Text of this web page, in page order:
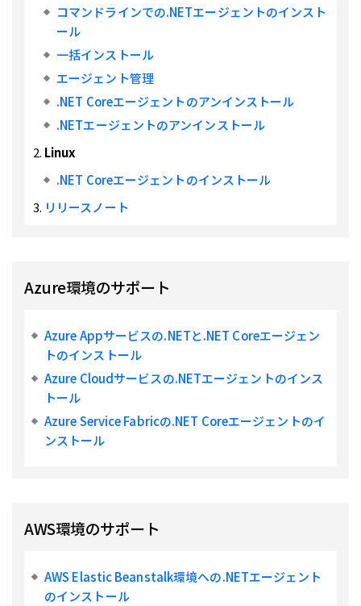
コマンドラインでの.NETエージェントのインスト
ール
一括インストール
エージェント管理
.NET Coreエージェントのアンインストール
.NETエージェントのアンインストール
Linux
.NET Coreエージェントのインストール
リリースノート
Azure環境のサポート
Azure Appサービスの.NETと.NET Coreエージェン
トのインストール
Azure Cloudサービスの.NETエージェントのインス
トール
Azure Service Fabricの.NET Coreエージェントのイ
ンストール
AWS環境のサポート
AWS Elastic Beanstalk環境への.NETエージェント
のインストール